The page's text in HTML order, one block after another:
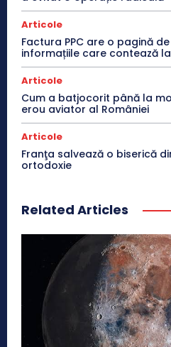
Articole
Factura PPC are o pagină
informațiile care contează
Articole
Cum a batjocorit până la
erou aviator al României
Articole
Franţa salvează o biserică
ortodoxie
Related Articles